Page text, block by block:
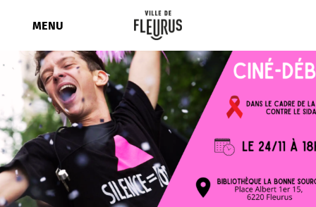
contenuMENU